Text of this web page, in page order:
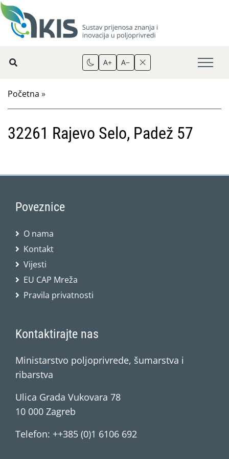
A+ A−
Početna »
32261 Rajevo Selo, Padež 57
Poveznice
O nama
Kontakt
Vijesti
EU CAP Mreža
Pravila privatnosti
Kontaktirajte nas
Ministarstvo poljoprivrede, šumarstva i
ribarstva
Ulica Grada Vukovara 78
10 000 Zagreb
Telefon: ++385 (0)1 6106 692